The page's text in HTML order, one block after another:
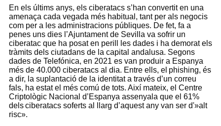
En els últims anys, els ciberatacs s’han convertit en una
amenaça cada vegada més habitual, tant per als negocis
com per a les administracions públiques. De fet, fa a
penes uns dies l’Ajuntament de Sevilla va sofrir un
ciberatac que ha posat en perill les dades i ha demorat els
tràmits dels ciutadans de la capital andalusa. Segons
dades de Telefónica, en 2021 es van produir a Espanya
més de 40.000 ciberatacs al dia. Entre ells, el phishing, és
a dir, la suplantació de la identitat a través d’un correu
fals, ha estat el més comú de tots. Així mateix, el Centre
Criptològic Nacional d’Espanya assenyala que el 61%
dels ciberatacs soferts al llarg d’aquest any van ser d'»alt
risc».